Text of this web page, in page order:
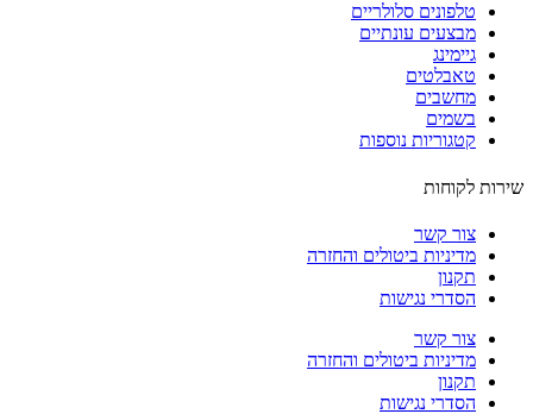
טלפונים סלולריים
מבצעים עונתיים
גיימינג
טאבלטים
מחשבים
בשמים
קטגוריות נוספות
לקוחות
צור קשר
מדיניות ביטולים והחזרה
תקנון
הסדרי נגישות
צור קשר
מדיניות ביטולים והחזרה
תקנון
הסדרי נגישות